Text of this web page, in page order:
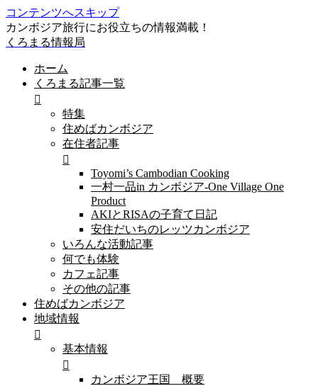
コンテンツへスキップ
カンボジア旅行にお役立ちの情報満載！
くろまる情報局
ホーム
くろまる記事一覧
特集
住めばカンボジア
在住者記事
Toyomi’s Cambodian Cooking
一村一品in カンボジア-One Village One
Product
AKIとRISAの子育て日記
安住だいちのレッツカンボジア
いろんな活動記事
何でも体験
カフェ記事
その他の記事
住めばカンボジア
地域情報
基本情報
カンボジア王国 概要